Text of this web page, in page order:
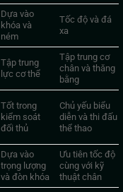
Dựa vào
khóa và
ném
Tốc độ và đá
xa
Tập trung
lực cơ thể
Tập trung cơ
chân và thăng
bằng
Tốt trong
kiểm soát
đối thủ
Chủ yếu biểu
diễn và thi đấu
thể thao
Dựa vào
trọng lượng
và đòn khóa
Ưu tiên tốc độ
cùng với kỹ
thuật chân